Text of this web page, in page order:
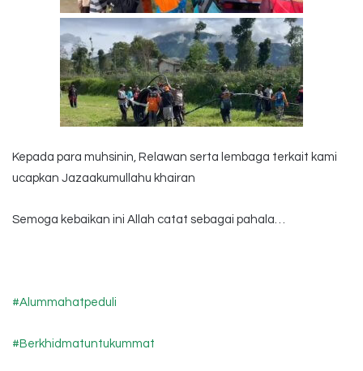
Kepada para muhsinin, Relawan serta lembaga terkait kami
ucapkan Jazaakumullahu khairan
Semoga kebaikan ini Allah catat sebagai pahala…
#Alummahatpeduli
#Berkhidmatuntukummat